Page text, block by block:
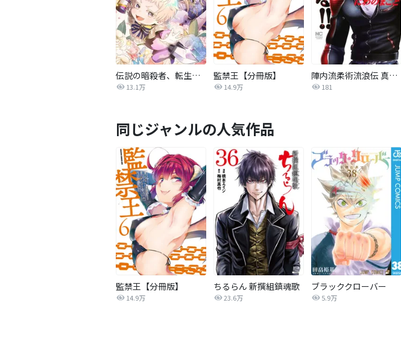
伝説の暗殺者、転生したら王家の愛され末娘になってしまいまして。【タテヨミ】
13.1万
監禁王【分冊版】
14.9万
陣内流柔術流浪伝 真島、爆ぜる！！
181
同じジャンルの人気作品
監禁王【分冊版】
14.9万
ちるらん 新撰組鎮魂歌
23.6万
ブラッククローバー
5.9万